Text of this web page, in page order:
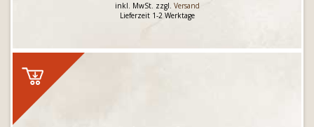
inkl. MwSt. zzgl. Versand
Lieferzeit 1-2 Werktage